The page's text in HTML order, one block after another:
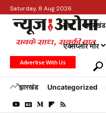
Saturday, 8 Aug 2026
होम झारखंड
एक्सप्लोर मोर
Advertise With Us
झारखंड Uncategorized